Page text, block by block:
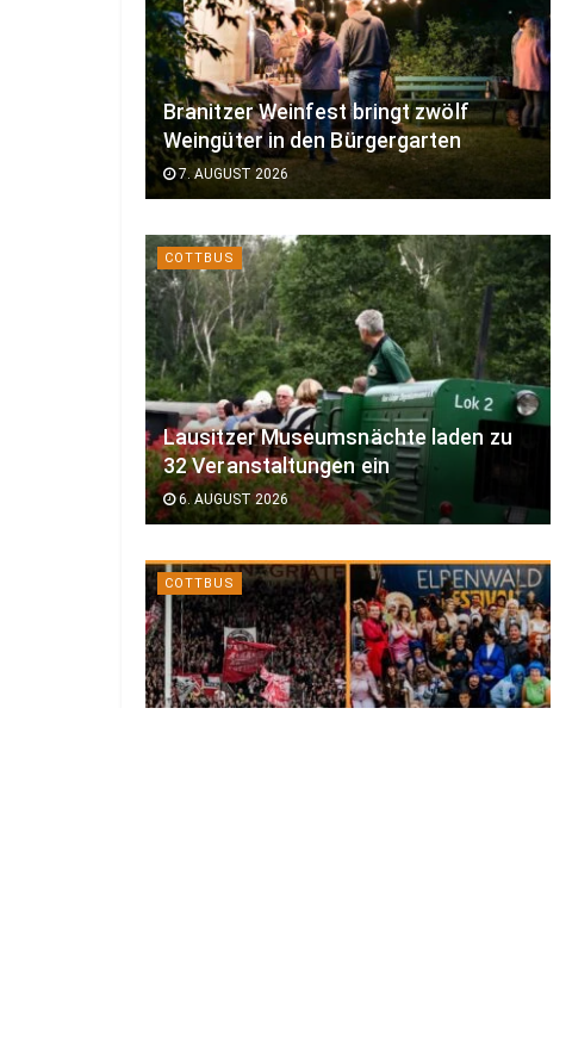
Branitzer Weinfest bringt zwölf
Weingüter in den Bürgergarten
7. AUGUST 2026
COTTBUS
Lausitzer Museumsnächte laden zu
32 Veranstaltungen ein
6. AUGUST 2026
COTTBUS